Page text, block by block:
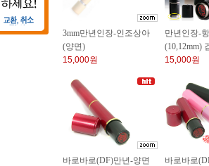
3mm만년인장-인조상아
(양면)
15,000원
만년인장-
(10,12mm)
15,000원
바로바로(DF)만년-양면
바로바로